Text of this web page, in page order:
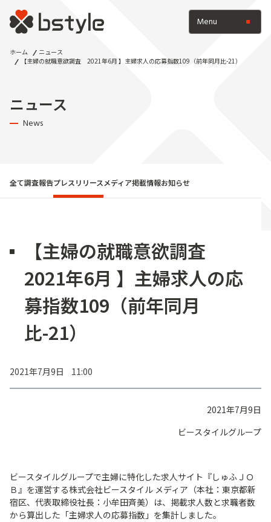
Menu
ホーム
ニュース
【主婦の就職意欲調査 2021年6月 】主婦求人の応募指数109（前年同月比-21）
ニュース
News
全て調査報告プレスリリース メディア掲載情報お知らせ
【主婦の就職意欲調査
2021年6月 】主婦求人の応
募指数109（前年同月
比-21）
2021年7月9日 11:00
2021年7月9日
ビースタイルグループ
ビースタイルグループで主婦に特化した求人サイト『しゅふＪＯ
Ｂ』を運営する株式会社ビースタイル メディア（本社：東京都新
宿区、代表取締役社長：小牟田斉美）は、掲載求人数と求職者数
から算出した「主婦求人の応募指数」を集計しました。